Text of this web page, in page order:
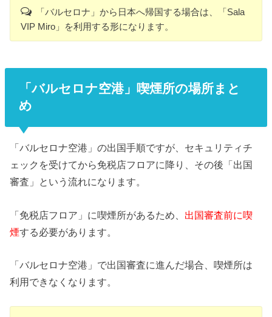
「バルセロナ」から日本へ帰国する場合は、「Sala
VIP Miro」を利用する形になります。
「バルセロナ空港」喫煙所の場所まと
め
「バルセロナ空港」の出国手順ですが、セキュリティチ
ェックを受けてから免税店フロアに降り、その後「出国
審査」という流れになります。
「免税店フロア」に喫煙所があるため、 出国審査前に喫
煙する必要があります。
「バルセロナ空港」で出国審査に進んだ場合、喫煙所は
利用できなくなります。